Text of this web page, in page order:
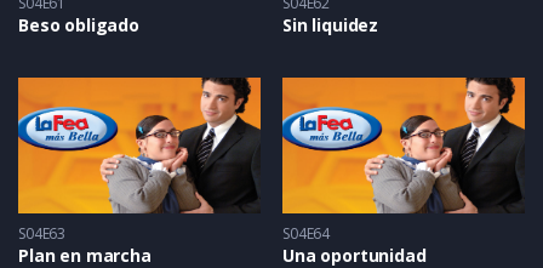
Beso obligado Sin liquidez
S04E63
Plan en marcha
S04E64
Una oportunidad